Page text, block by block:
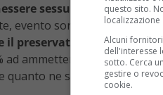
sessuale
,
evento sono iniziate alcune
il preservativo
. Quasi un
ad ammettere di averpaura
quanto ne sanno deipericoli
questo sito.
localizzazione
Alcuni
dell'interesse
sotto. Cerca
gestire o
cookie.